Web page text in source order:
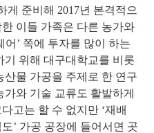
게 준비해 2017년 본격적으
이들 가족은 다른 농가와
어’ 쪽에 투자를 많이 하는
기 위해 대구대학교를 비롯
물 가공을 주제로 한 연구
와 기술 교류도 활발하게
고는 할 수 없지만 ‘재배
’ 가공 공장에 들어서면 곳